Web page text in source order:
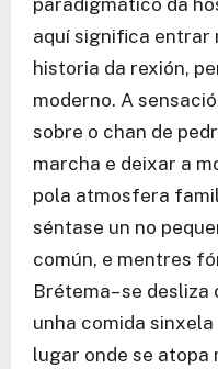
paradigmático da
aquí significa entrar
historia da rexión,
moderno. A
sobre o chan de
marcha e deixar a
pola atmosfera
séntase un no
común, e mentres
Brétema– se
unha comida sinxela
lugar onde se atopa